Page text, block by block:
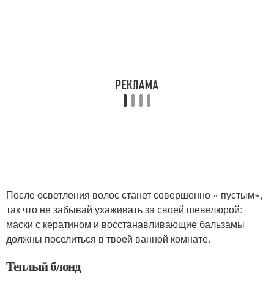
После осветления волос станет совершенно « пустым»,
так что не забывай ухаживать за своей шевелюрой:
маски с кератином и восстанавливающие бальзамы
должны поселиться в твоей ванной комнате.
Теплый блонд